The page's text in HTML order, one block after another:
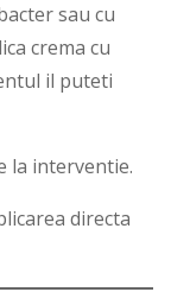
sau cu
crema cu
il puteti
la interventie.
directa